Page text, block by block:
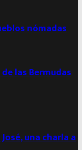
nómadas
las Bermudas
una charla a